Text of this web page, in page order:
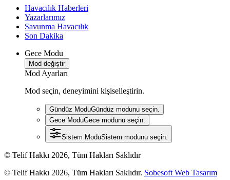
Havacılık Haberleri
Yazarlarımız
Savunma Havacılık
Son Dakika
Gece Modu
Mod değiştir
Mod Ayarları
Mod seçin, deneyimini kişiselleştirin.
Gündüz ModuGündüz modunu seçin.
Gece ModuGece modunu seçin.
Sistem ModuSistem modunu seçin.
© Telif Hakkı 2026, Tüm Hakları Saklıdır
© Telif Hakkı 2026, Tüm Hakları Saklıdır. Sobesoft Web Tasarım